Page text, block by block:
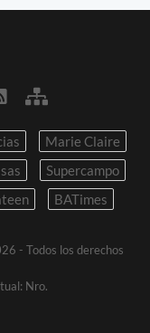
Marie Claire
Supercampo
BATimes
- Todos los derechos
Nro.